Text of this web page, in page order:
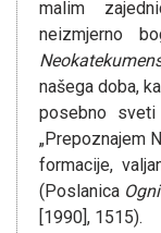
malim
neizmjerno
našega doba,
posebno
„Prepoznajem
formacije,
(Poslanica
[1990], 1515).